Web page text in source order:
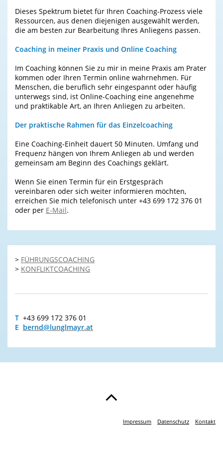
Dieses Spektrum bietet für Ihren Coaching-Prozess viele
Ressourcen, aus denen diejenigen ausgewählt werden,
die am besten zur Bearbeitung Ihres Anliegens passen.
Coaching in meiner Praxis und Online Coaching
Im Coaching können Sie zu mir in meine Praxis am Prater
kommen oder Ihren Termin online wahrnehmen. Für
Menschen, die beruflich sehr eingespannt oder häufig
unterwegs sind, ist Online-Coaching eine angenehme
und praktikable Art, an Ihren Anliegen zu arbeiten.
Der praktische Rahmen für das Einzelcoaching
Eine Coaching-Einheit dauert 50 Minuten. Umfang und
Frequenz hängen von Ihrem Anliegen ab und werden
gemeinsam am Beginn des Coachings geklärt.
Wenn Sie einen Termin für ein Erstgespräch
vereinbaren oder sich weiter informieren möchten,
erreichen Sie mich telefonisch unter +43 699 172 376 01
oder per E-Mail.
> FÜHRUNGSCOACHING
> KONFLIKTCOACHING
T +43 699 172 376 01
E bernd@lunglmayr.at
Impressum Datenschutz Kontakt